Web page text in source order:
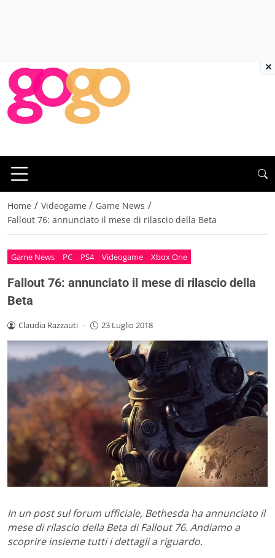
Home / Videogame / Game News /
Fallout 76: annunciato il mese di rilascio della Beta
Game News PC PS4 Videogame Xbox One
Fallout 76: annunciato il mese di rilascio della
Beta
Claudia Razzauti - 23 Luglio 2018
In un post sul forum ufficiale, Bethesda ha annunciato il
mese di rilascio della Beta di Fallout 76. Andiamo a
scoprire insieme tutti i dettagli a riguardo.
×